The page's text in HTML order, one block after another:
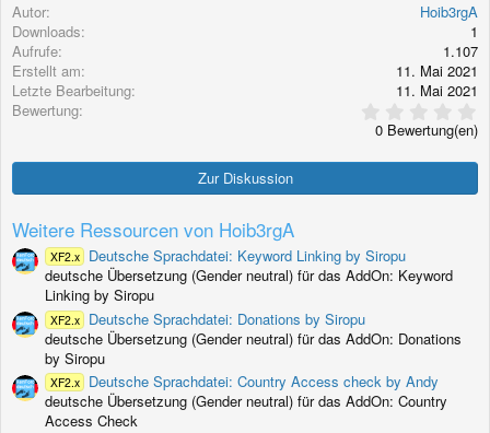
Autor
Hoib3rgA
Downloads
1
Aufrufe
1.107
Erstellt am
11. Mai 2021
Letzte Bearbeitung
11. Mai 2021
Bewertung
,
0
t
0 Bewertung(en)
Zur Diskussion
Weitere Ressourcen von Hoib3rgA
XF2.x
Deutsche Sprachdatei: Keyword Linking by Siropu
deutsche Übersetzung (Gender neutral) für das AddOn: Keyword
Linking by Siropu
XF2.x
Deutsche Sprachdatei: Donations by Siropu
deutsche Übersetzung (Gender neutral) für das AddOn: Donations
by Siropu
XF2.x
Deutsche Sprachdatei: Country Access check by Andy
deutsche Übersetzung (Gender neutral) für das AddOn: Country
Access Check